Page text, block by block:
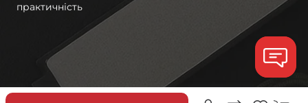
практичність